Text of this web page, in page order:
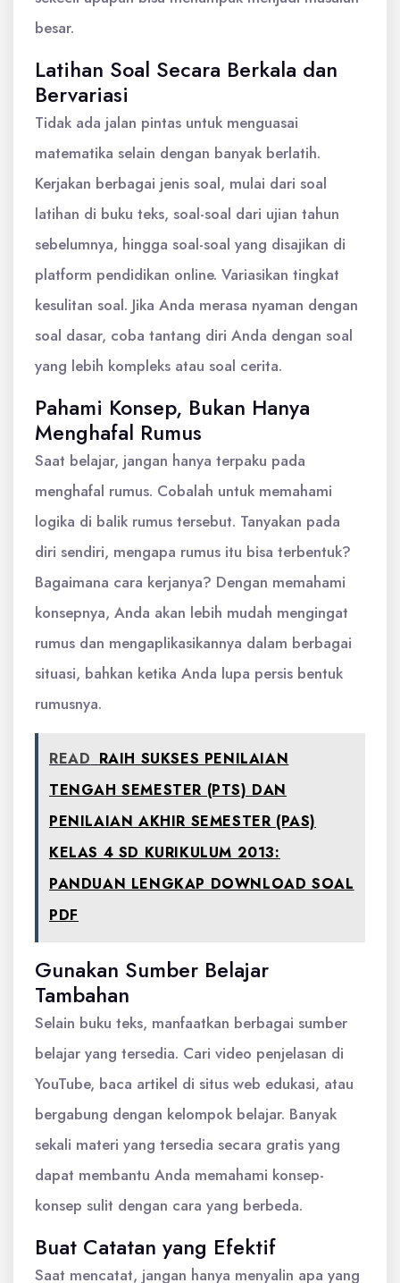
besar.
Latihan Soal Secara Berkala dan
Bervariasi
Tidak ada jalan pintas untuk menguasai
matematika selain dengan banyak berlatih.
Kerjakan berbagai jenis soal, mulai dari soal
latihan di buku teks, soal-soal dari ujian tahun
sebelumnya, hingga soal-soal yang disajikan di
platform pendidikan online. Variasikan tingkat
kesulitan soal. Jika Anda merasa nyaman dengan
soal dasar, coba tantang diri Anda dengan soal
yang lebih kompleks atau soal cerita.
Pahami Konsep, Bukan Hanya
Menghafal Rumus
Saat belajar, jangan hanya terpaku pada
menghafal rumus. Cobalah untuk memahami
logika di balik rumus tersebut. Tanyakan pada
diri sendiri, mengapa rumus itu bisa terbentuk?
Bagaimana cara kerjanya? Dengan memahami
konsepnya, Anda akan lebih mudah mengingat
rumus dan mengaplikasikannya dalam berbagai
situasi, bahkan ketika Anda lupa persis bentuk
rumusnya.
READ RAIH SUKSES PENILAIAN
TENGAH SEMESTER (PTS) DAN
PENILAIAN AKHIR SEMESTER (PAS)
KELAS 4 SD KURIKULUM 2013:
PANDUAN LENGKAP DOWNLOAD SOAL
PDF
Gunakan Sumber Belajar
Tambahan
Selain buku teks, manfaatkan berbagai sumber
belajar yang tersedia. Cari video penjelasan di
YouTube, baca artikel di situs web edukasi, atau
bergabung dengan kelompok belajar. Banyak
sekali materi yang tersedia secara gratis yang
dapat membantu Anda memahami konsep-
konsep sulit dengan cara yang berbeda.
Buat Catatan yang Efektif
Saat mencatat, jangan hanya menyalin apa yang